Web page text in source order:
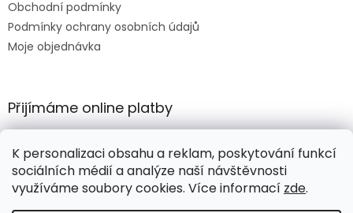
K personalizaci obsahu a reklam, poskytování funkcí
sociálních médií a analýze naší návštěvnosti
využíváme soubory cookies. Více informací zde.
Obchodní podmínky
Podmínky ochrany osobních údajů
Moje objednávka
Přijímáme online platby